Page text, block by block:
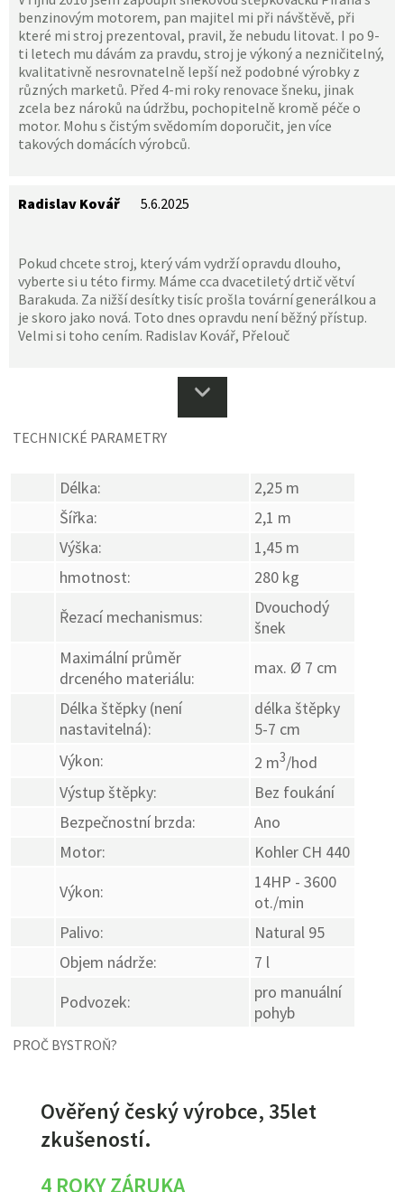
benzinovým motorem, pan majitel mi při návštěvě, při
které mi stroj prezentoval, pravil, že nebudu litovat. I po 9-
ti letech mu dávám za pravdu, stroj je výkoný a nezničitelný,
kvalitativně nesrovnatelně lepší než podobné výrobky z
různých marketů. Před 4-mi roky renovace šneku, jinak
zcela bez nároků na údržbu, pochopitelně kromě péče o
motor. Mohu s čistým svědomím doporučit, jen více
takových domácích výrobců.
Radislav Kovář 5.6.2025
Pokud chcete stroj, který vám vydrží opravdu dlouho,
vyberte si u této firmy. Máme cca dvacetiletý drtič větví
Barakuda. Za nižší desítky tisíc prošla tovární generálkou a
je skoro jako nová. Toto dnes opravdu není běžný přístup.
Velmi si toho cením. Radislav Kovář, Přelouč
TECHNICKÉ PARAMETRY
Délka:
2,25 m
Šířka:
2,1 m
Výška:
1,45 m
hmotnost:
280 kg
Řezací mechanismus:
Dvouchodý
šnek
Maximální průměr
drceného materiálu:
max. Ø 7 cm
Délka štěpky (není
nastavitelná):
délka štěpky
5-7 cm
Výkon:
2 m3/hod
Výstup štěpky:
Bez foukání
Bezpečnostní brzda:
Ano
Motor:
Kohler CH 440
Výkon:
14HP - 3600
ot./min
Palivo:
Natural 95
Objem nádrže:
7 l
Podvozek:
pro manuální
pohyb
PROČ BYSTROŇ?
Ověřený český výrobce, 35let
zkušeností.
4 ROKY ZÁRUKA